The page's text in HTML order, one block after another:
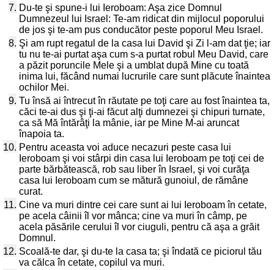
7. Du-te şi spune-i lui Ieroboam: Aşa zice Domnul
Dumnezeul lui Israel: Te-am ridicat din mijlocul poporului
de jos şi te-am pus conducător peste poporul Meu Israel.
8. Şi am rupt regatul de la casa lui David şi Zi l-am dat ţie; iar
tu nu te-ai purtat aşa cum s-a purtat robul Meu David, care
a păzit poruncile Mele şi a umblat după Mine cu toată
inima lui, făcând numai lucrurile care sunt plăcute înaintea
ochilor Mei.
9. Tu însă ai întrecut în răutate pe toţi care au fost înaintea ta,
căci te-ai dus şi ţi-ai făcut alţi dumnezei şi chipuri turnate,
ca să Mă întărâţi la mânie, iar pe Mine M-ai aruncat
înapoia ta.
10. Pentru aceasta voi aduce necazuri peste casa lui
Ieroboam şi voi stârpi din casa lui Ieroboam pe toţi cei de
parte bărbătească, rob sau liber în Israel, şi voi curăţa
casa lui Ieroboam cum se mătură gunoiul, de rămâne
curat.
11. Cine va muri dintre cei care sunt ai lui Ieroboam în cetate,
pe acela câinii îl vor mânca; cine va muri în câmp, pe
acela păsările cerului îl vor ciuguli, pentru că aşa a grăit
Domnul.
12. Scoală-te dar, şi du-te la casa ta; şi îndată ce piciorul tău
va călca în cetate, copilul va muri.